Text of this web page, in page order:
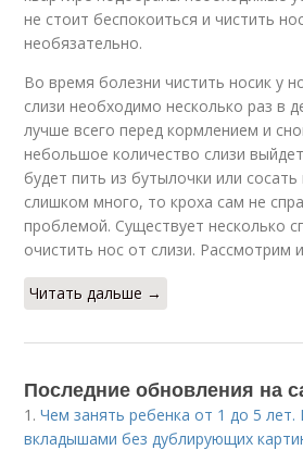
не стоит беспокоиться и чистить
необязательно.
Во время болезни чистить носик у
слизи необходимо несколько раз в
лучше всего перед кормлением и
небольшое количество слизи
будет пить из бутылочки или сосать
слишком много, то кроха сам не
проблемой. Существует несколько
очистить нос от слизи. Рассмотрим
Читать дальше →
Последние обновления на
1.Чем занять ребенка от 1 до 5 лет.
вкладышами без дублирующих